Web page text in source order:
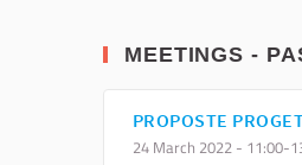
MEETINGS -
PROPOSTE
24 March 2022 - 11:00-